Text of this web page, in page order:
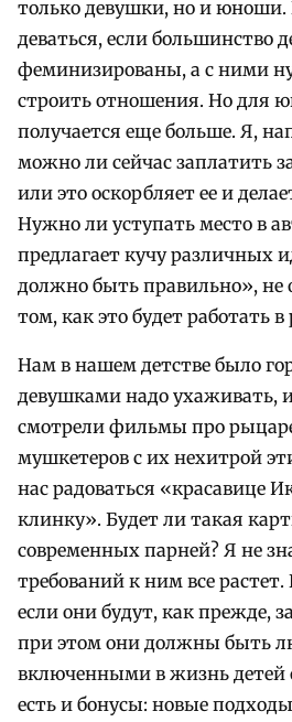
только девушки, но и юноши.
деваться, если большинство
феминизированы, а с ними
строить отношения. Но для
получается еще больше. Я,
можно ли сейчас заплатить
или это оскорбляет ее и
Нужно ли уступать место в
предлагает кучу различных
должно быть правильно», не
том, как это будет работать в
Нам в нашем детстве было
девушками надо ухаживать,
смотрели фильмы про
мушкетеров с их нехитрой
нас радоваться «красавице
клинку». Будет ли такая
современных парней? Я не
требований к ним все
если они будут, как прежде,
при этом они должны быть
включенными в жизнь детей
есть и бонусы: новые